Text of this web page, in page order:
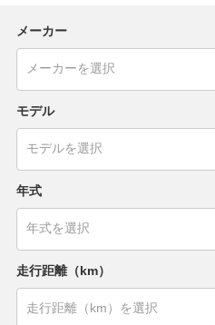
メーカー
モデル
年式
走行距離（km）